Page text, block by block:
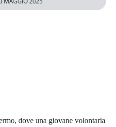
dove una giovane volontaria